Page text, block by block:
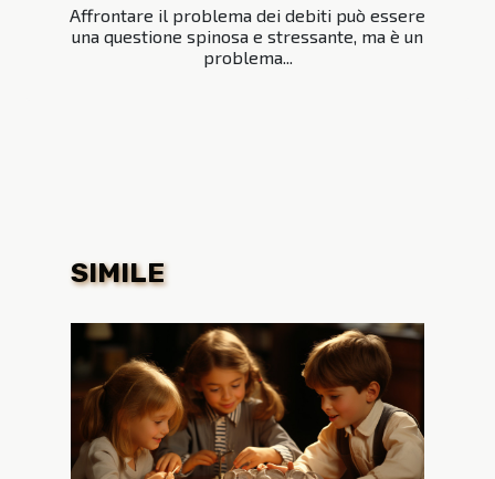
Affrontare il problema dei debiti può essere
una questione spinosa e stressante, ma è un
problema...
SIMILE